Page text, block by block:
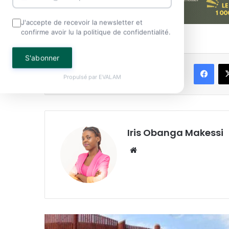
Partager
Iris Obanga Makessi
J'accepte de recevoir la newsletter et
confirme avoir lu la politique de confidentialité.
S'abonner
Propulsé par EVALAM